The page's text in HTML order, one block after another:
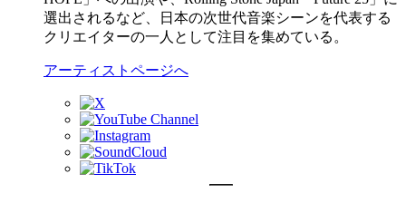
選出されるなど、日本の次世代音楽シーンを代表する
クリエイターの一人として注目を集めている。
アーティストページへ